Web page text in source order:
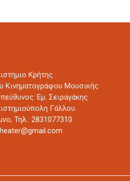
Κρήτης
Κινηματογράφου Μουσικής
Εμ. Σειραγάκης
Γάλλου
Τηλ.: 2831077310